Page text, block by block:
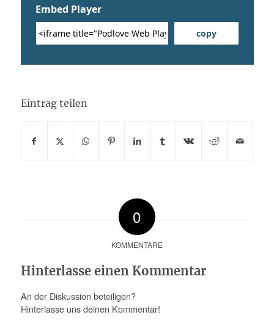
Eintrag teilen
0
KOMMENTARE
Hinterlasse einen Kommentar
An der Diskussion beteiligen?
Hinterlasse uns deinen Kommentar!